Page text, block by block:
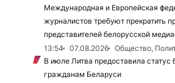
Международная и Европейская
журналистов требуют прекратить
представителей белорусской
13:54
07.08.2026
Общество,
В июле Литва предоставила статус
гражданам Беларуси